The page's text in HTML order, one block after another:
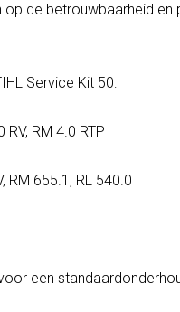
de betrouwbaarheid en
Service Kit 50:
RV, RM 4.0 RTP
RM 655.1, RL 540.0
een